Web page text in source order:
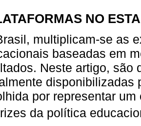
NO
multiplicam-se as
baseadas em
Neste artigo, são
disponibilizadas
por representar
da política